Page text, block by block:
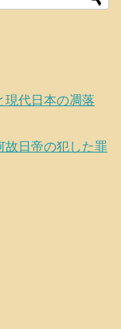
現代日本の凋落
故日帝の犯した罪